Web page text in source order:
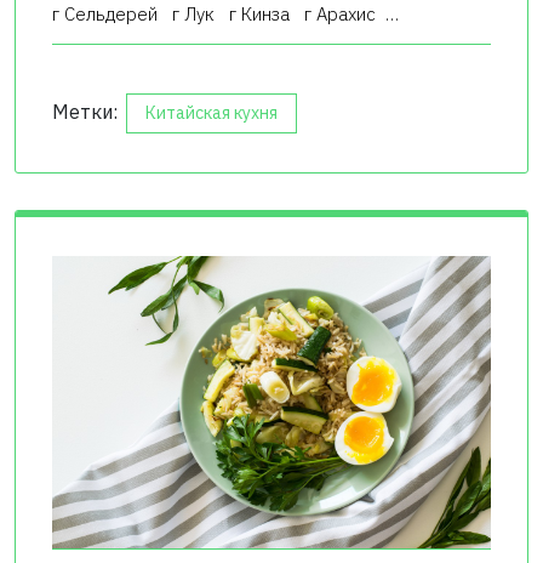
г Сельдерей г Лук г Кинза г Арахис …
Метки: Китайская кухня